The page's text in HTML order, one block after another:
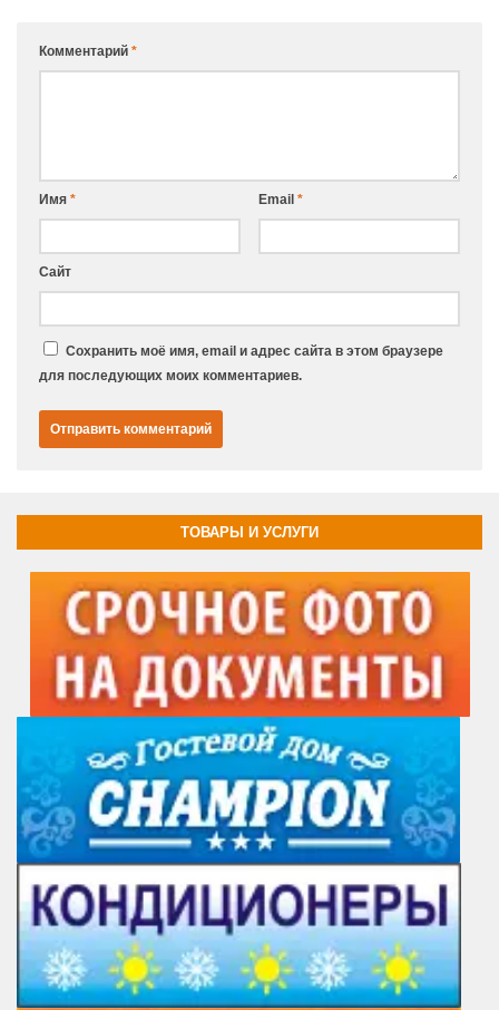
Комментарий *
Имя * Email *
Сайт
Сохранить моё имя, email и адрес сайта в этом браузере
для последующих моих комментариев.
ТОВАРЫ И УСЛУГИ